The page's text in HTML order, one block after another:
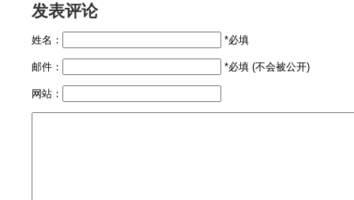
发表评论
姓名： *必填
邮件： *必填 (不会被公开)
网站：